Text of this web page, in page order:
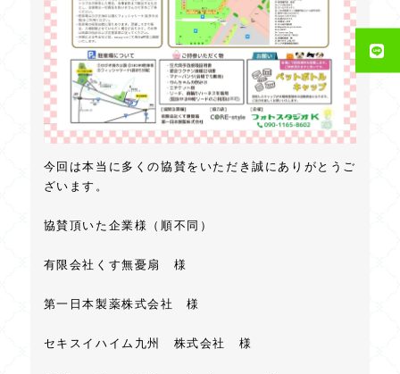
今回は本当に多くの協賛をいただき誠にありがとうご
ざいます。
協賛頂いた企業様（順不同）
有限会社くす無憂扇 様
第一日本製薬株式会社 様
セキスイハイム九州 株式会社 様